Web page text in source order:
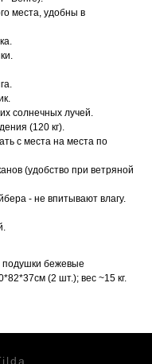
места, удобны в
солнечных лучей.
(120 кг).
с места на места по
(удобство при ветряной
- не впитывают влагу.
подушки бежевые
(2 шт.); вес ~15 кг.